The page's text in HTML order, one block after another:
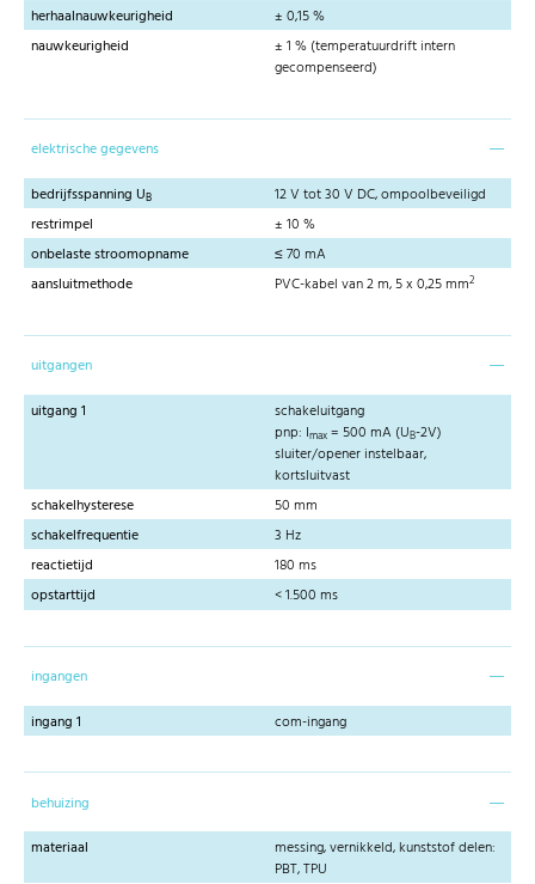
herhaalnauwkeurigheid
± 0,15 %
nauwkeurigheid
± 1 % (temperatuurdrift intern
gecompenseerd)
elektrische gegevens
bedrijfsspanning UB
12 V tot 30 V DC, ompoolbeveiligd
restrimpel
± 10 %
onbelaste stroomopname
≤ 70 mA
aansluitmethode
PVC-kabel van 2 m, 5 x 0,25 mm2
uitgangen
uitgang 1
schakeluitgang
pnp: Imax = 500 mA (UB-2V)
sluiter/opener instelbaar,
kortsluitvast
schakelhysterese
50 mm
schakelfrequentie
3 Hz
reactietijd
180 ms
opstarttijd
< 1.500 ms
ingangen
ingang 1
com-ingang
behuizing
materiaal
messing, vernikkeld, kunststof delen:
PBT, TPU